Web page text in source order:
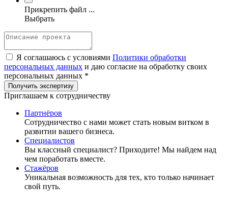
Прикрепить файл ...
Выбрать
Я соглашаюсь с условиями Политики обработки
персональных данных и даю согласие на обработку своих
персональных данных *
Приглашаем к сотрудничеству
Партнёров
Сотрудничество c нами может стать новым витком в
развитии вашего бизнеса.
Специалистов
Вы классный специалист? Приходите! Мы найдем над
чем поработать вместе.
Стажёров
Уникальная возможность для тех, кто только начинает
свой путь.